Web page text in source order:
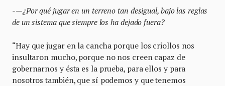
-—¿Por qué jugar en un terreno tan desigual, bajo las reglas
de un sistema que siempre los ha dejado fuera?
“Hay que jugar en la cancha porque los criollos nos
insultaron mucho, porque no nos creen capaz de
gobernarnos y ésta es la prueba, para ellos y para
nosotros también, que sí podemos y que tenemos